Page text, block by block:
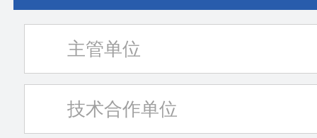
主管单位
技术合作单位